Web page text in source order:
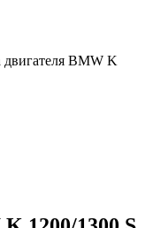
двигателя BMW K